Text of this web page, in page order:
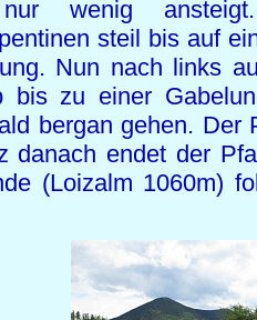
nur wenig
steil bis auf
Nun nach links
bis zu einer
bergan gehen. Der
danach endet der
(Loizalm 1060m)